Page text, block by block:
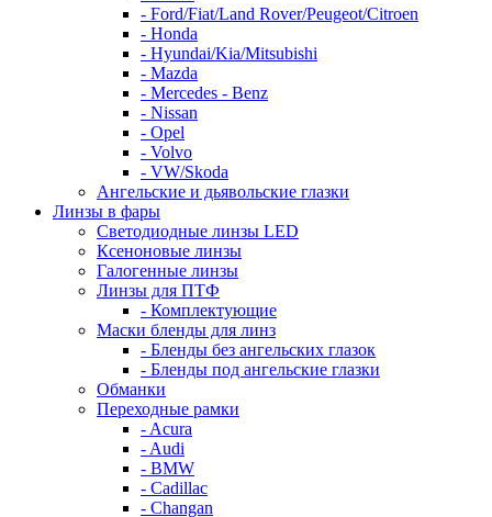
- Ford/Fiat/Land Rover/Peugeot/Citroen
- Honda
- Hyundai/Kia/Mitsubishi
- Mazda
- Mercedes - Benz
- Nissan
- Opel
- Volvo
- VW/Skoda
Ангельские и дьявольские глазки
Линзы в фары
Светодиодные линзы LED
Ксеноновые линзы
Галогенные линзы
Линзы для ПТФ
- Комплектующие
Маски бленды для линз
- Бленды без ангельских глазок
- Бленды под ангельские глазки
Обманки
Переходные рамки
- Acura
- Audi
- BMW
- Cadillac
- Changan